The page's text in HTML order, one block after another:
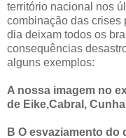
território nacional nos
combinação das crises
dia deixam todos os
consequências
alguns exemplos:
A nossa imagem no
de Eike,Cabral,
B O esvaziamento